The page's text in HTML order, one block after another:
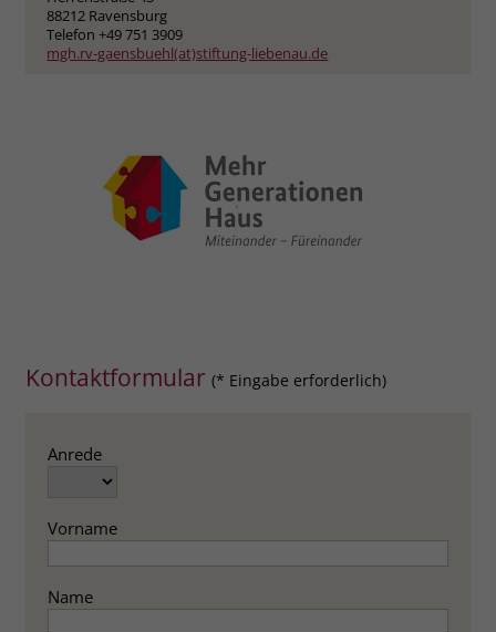
88212 Ravensburg
Telefon +49 751 3909
mgh.rv-gaensbuehl(at)stiftung-liebenau.de
Kontaktformular(* Eingabe erforderlich)
Anrede
Vorname
Name
zeigen. Das _fbp-Cookie sammelt keine
persönlich identifizierbaren
Informationen und wird von Facebook